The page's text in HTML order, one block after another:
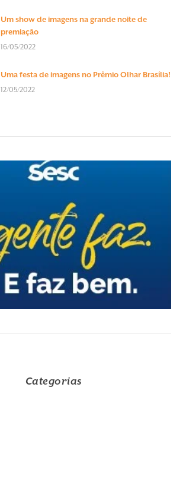
Um show de imagens na grande noite de
premiação
16/05/2022
Uma festa de imagens no Prêmio Olhar Brasília!
12/05/2022
Categorias